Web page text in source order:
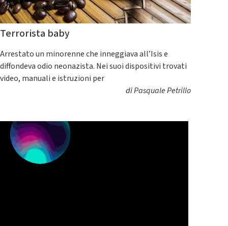
Terrorista baby
Arrestato un minorenne che inneggiava all’Isis e
diffondeva odio neonazista. Nei suoi dispositivi trovati
video, manuali e istruzioni per
diPasquale Petrillo